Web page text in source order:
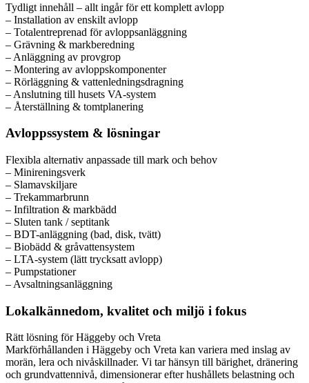
Tydligt innehåll – allt ingår för ett komplett avlopp
– Installation av enskilt avlopp
– Totalentreprenad för avloppsanläggning
– Grävning & markberedning
– Anläggning av provgrop
– Montering av avloppskomponenter
– Rörläggning & vattenledningsdragning
– Anslutning till husets VA-system
– Återställning & tomtplanering
Avloppssystem & lösningar
Flexibla alternativ anpassade till mark och behov
– Minireningsverk
– Slamavskiljare
– Trekammarbrunn
– Infiltration & markbädd
– Sluten tank / septitank
– BDT-anläggning (bad, disk, tvätt)
– Biobädd & gråvattensystem
– LTA-system (lätt trycksatt avlopp)
– Pumpstationer
– Avsaltningsanläggning
Lokalkännedom, kvalitet och miljö i fokus
Rätt lösning för Häggeby och Vreta
Markförhållanden i Häggeby och Vreta kan variera med inslag av
morän, lera och nivåskillnader. Vi tar hänsyn till bärighet, dränering
och grundvattennivå, dimensionerar efter hushållets belastning och